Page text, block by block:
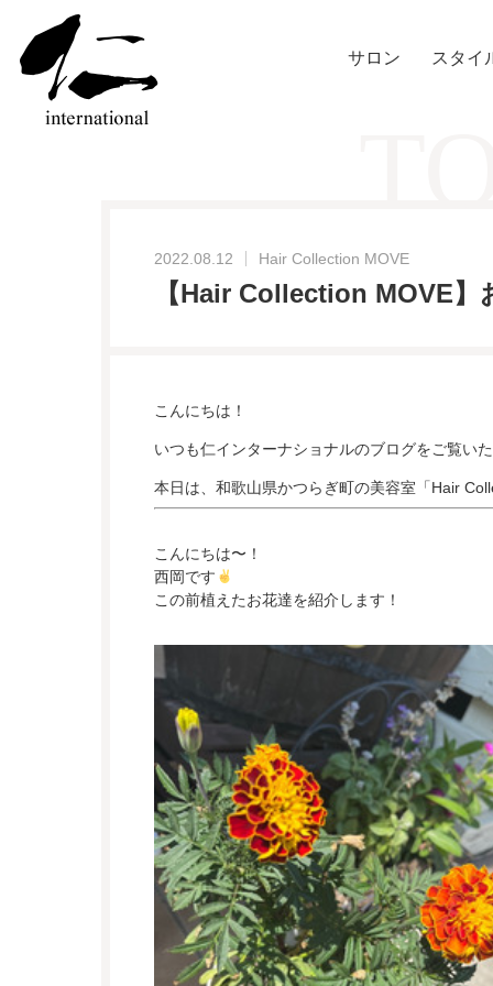
サロン スタイ
2022.08.12 Hair Collection MOVE
【Hair Collection MOVE】
こんにちは！
いつも仁インターナショナルのブログをご覧い
本日は、和歌山県かつらぎ町の美容室「Hair
こんにちは〜！
西岡です
この前植えたお花達を紹介します！